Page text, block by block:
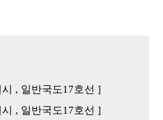
, 일반국도17호선 ]
, 일반국도17호선 ]